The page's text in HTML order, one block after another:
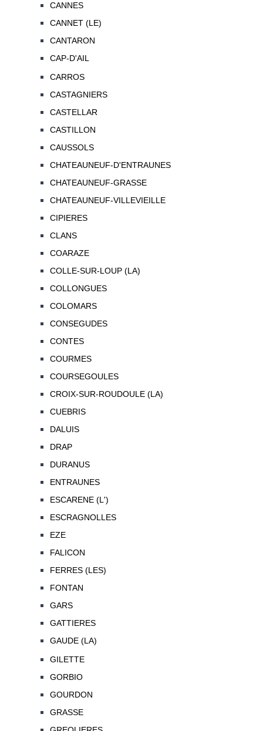
CANNES
CANNET (LE)
CANTARON
CAP-D'AIL
CARROS
CASTAGNIERS
CASTELLAR
CASTILLON
CAUSSOLS
CHATEAUNEUF-D'ENTRAUNES
CHATEAUNEUF-GRASSE
CHATEAUNEUF-VILLEVIEILLE
CIPIERES
CLANS
COARAZE
COLLE-SUR-LOUP (LA)
COLLONGUES
COLOMARS
CONSEGUDES
CONTES
COURMES
COURSEGOULES
CROIX-SUR-ROUDOULE (LA)
CUEBRIS
DALUIS
DRAP
DURANUS
ENTRAUNES
ESCARENE (L')
ESCRAGNOLLES
EZE
FALICON
FERRES (LES)
FONTAN
GARS
GATTIERES
GAUDE (LA)
GILETTE
GORBIO
GOURDON
GRASSE